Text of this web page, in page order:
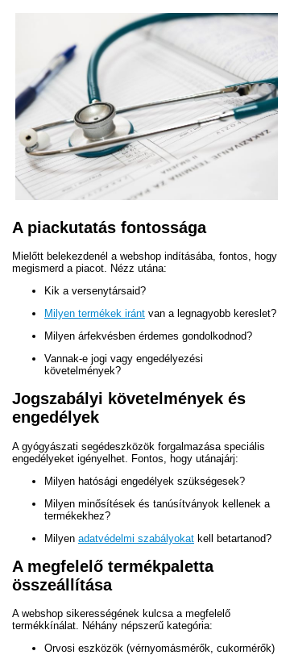
A piackutatás fontossága
Mielőtt belekezdenél a webshop indításába, fontos, hogy
megismerd a piacot. Nézz utána:
Kik a versenytársaid?
Milyen termékek iránt van a legnagyobb kereslet?
Milyen árfekvésben érdemes gondolkodnod?
Vannak-e jogi vagy engedélyezési
követelmények?
Jogszabályi követelmények és
engedélyek
A gyógyászati segédeszközök forgalmazása speciális
engedélyeket igényelhet. Fontos, hogy utánajárj:
Milyen hatósági engedélyek szükségesek?
Milyen minősítések és tanúsítványok kellenek a
termékekhez?
Milyen adatvédelmi szabályokat kell betartanod?
A megfelelő termékpaletta
összeállítása
A webshop sikerességének kulcsa a megfelelő
termékkínálat. Néhány népszerű kategória:
Orvosi eszközök (vérnyomásmérők, cukormérők)